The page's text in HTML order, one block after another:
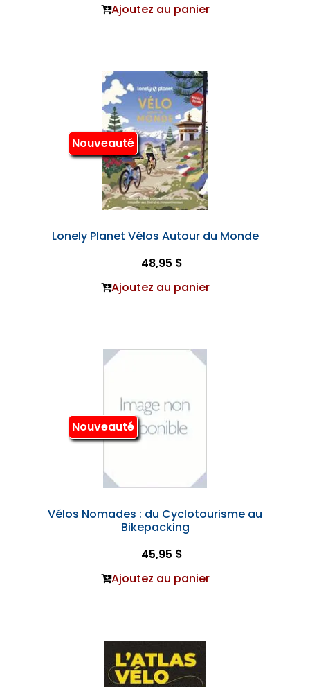
Ajoutez au panier
Nouveauté
Lonely Planet Vélos Autour du Monde
48,95 $
Ajoutez au panier
Nouveauté
Vélos Nomades : du Cyclotourisme au
Bikepacking
45,95 $
Ajoutez au panier